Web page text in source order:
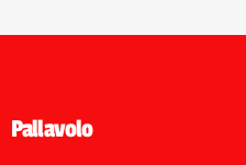
Pallavolo